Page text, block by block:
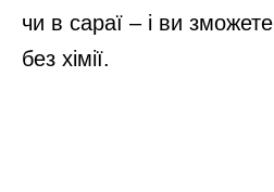
чи в сараї – і ви
без хімії.